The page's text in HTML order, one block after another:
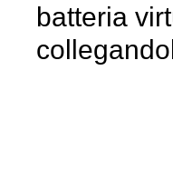
batteria